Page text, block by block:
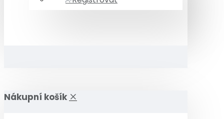
Nákupní košík